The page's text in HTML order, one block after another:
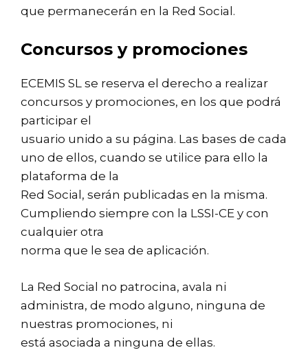
que permanecerán en la Red Social.
Concursos y promociones
ECEMIS SL se reserva el derecho a realizar
concursos y promociones, en los que podrá
participar el
usuario unido a su página. Las bases de cada
uno de ellos, cuando se utilice para ello la
plataforma de la
Red Social, serán publicadas en la misma.
Cumpliendo siempre con la LSSI-CE y con
cualquier otra
norma que le sea de aplicación.
La Red Social no patrocina, avala ni
administra, de modo alguno, ninguna de
nuestras promociones, ni
está asociada a ninguna de ellas.